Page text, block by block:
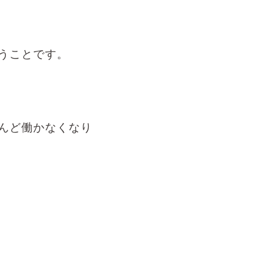
ことです。
ど働かなくなり